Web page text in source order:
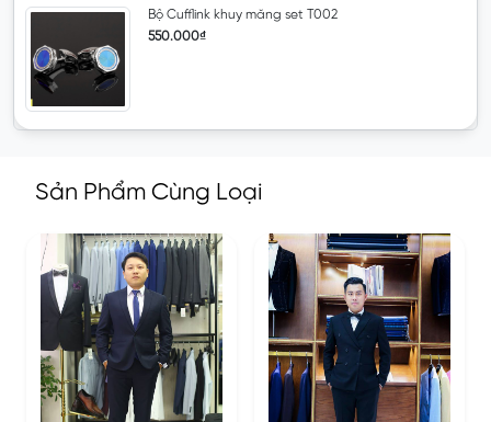
Bộ Cufflink khuy măng set T002
550.000₫
Sản Phẩm Cùng Loại